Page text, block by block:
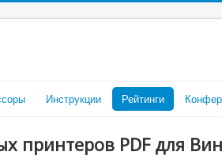
Инструкции Рейтинги
принтеров PDF для